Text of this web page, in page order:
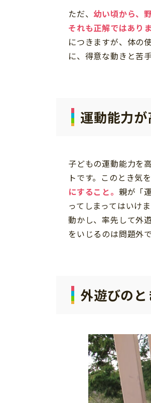
ただ、幼い頃から、
それも正解ではあり
につきますが、体の
に、得意な動きと苦
運動能力
子どもの運動能力を
トです。このとき気
にすること。 親が「
ってしまってはいけ
動かし、率先して外
をいじるのは問題外で
外遊びの